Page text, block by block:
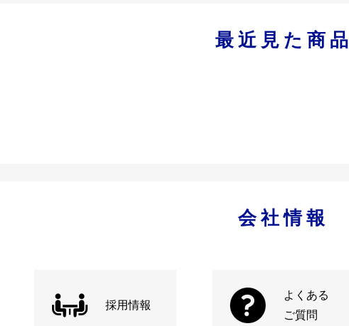
最近見た商品
会社情報
採用情報
よくある
ご質問